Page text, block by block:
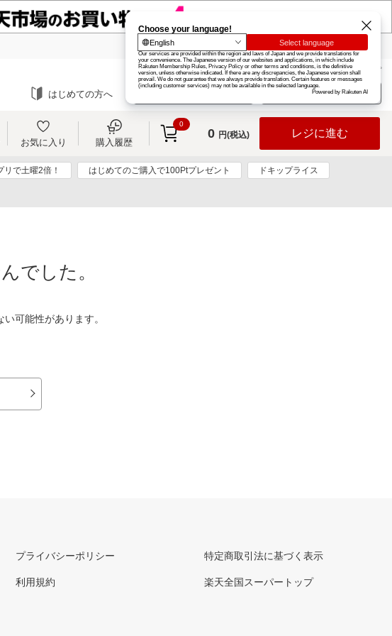
楽天グループ カード
お知らせ ヘルプ
はじめての方へ ログイン
お気に入り 購入履歴
0
0 円(税込) レジに進む
リで土曜2倍！ はじめてのご購入で100Ptプレゼント ドキップライス
でした。
可能性があります。
プライバシーポリシー
利用規約
特定商取引法に基づく表示
楽天全国スーパートップ